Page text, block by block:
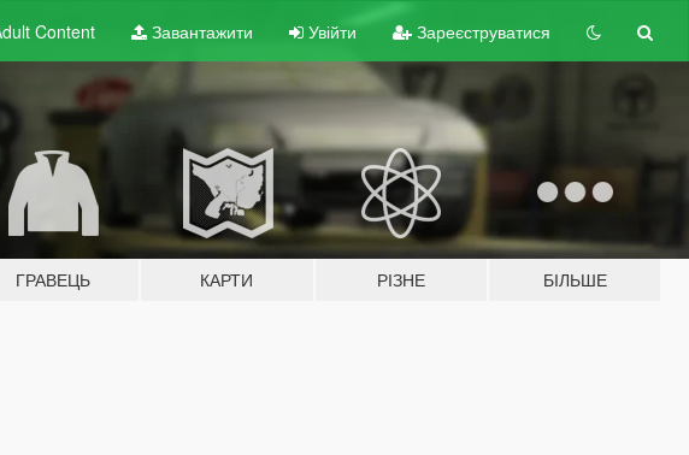
Content Завантажити Увійти Зареєструватися
ГРАВЕЦЬ КАРТИ РІЗНЕ БІЛЬШЕ